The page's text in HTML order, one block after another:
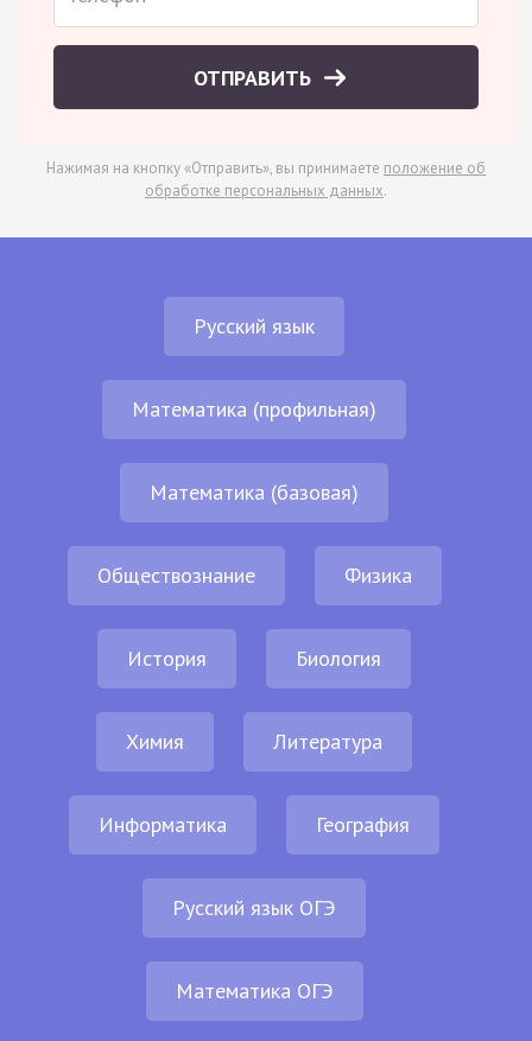
ОТПРАВИТЬ
Нажимая на кнопку «Отправить», вы принимаете положение об
обработке персональных данных.
Русский язык
Математика (профильная)
Математика (базовая)
Обществознание Физика
История Биология
Химия Литература
Информатика География
Русский язык ОГЭ
Математика ОГЭ